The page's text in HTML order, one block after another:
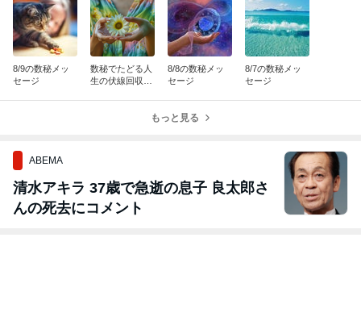
8/9の数秘メッ
セージ
数秘でたどる人
生の伏線回収ワ
8/8の数秘メッ
セージ
8/7の数秘メッ
セージ
もっと見る
ABEMA
清水アキラ 37歳で急逝の息子 良太郎さ
んの死去にコメント